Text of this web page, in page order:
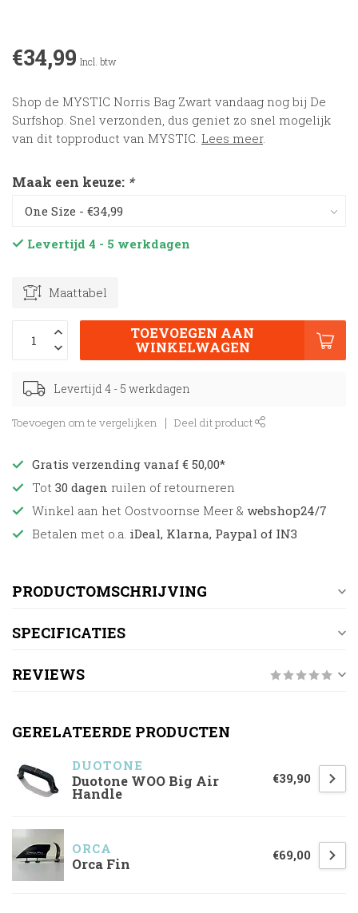
€34,99 Incl. btw
Shop de MYSTIC Norris Bag Zwart vandaag nog bij De
Surfshop. Snel verzonden, dus geniet zo snel mogelijk
van dit topproduct van MYSTIC. Lees meer.
Maak een keuze: *
Levertijd 4 - 5 werkdagen
Maattabel
TOEVOEGEN AAN
WINKELWAGEN
Levertijd 4 - 5 werkdagen
Toevoegen om te vergelijken Deel dit product
Gratis verzending vanaf € 50,00*
Tot 30 dagen ruilen of retourneren
Winkel aan het Oostvoornse Meer & webshop24/7
Betalen met o.a. iDeal, Klarna, Paypal of IN3
PRODUCTOMSCHRIJVING
SPECIFICATIES
REVIEWS
GERELATEERDE PRODUCTEN
DUOTONE
Duotone WOO Big Air
Handle
€39,90
ORCA
Orca Fin
€69,00